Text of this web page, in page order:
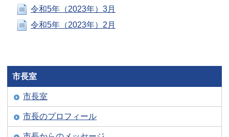
令和5年（2023年）3月
令和5年（2023年）2月
市長室
市長室
市長のプロフィール